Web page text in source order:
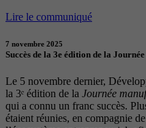
Lire le communiqué
7 novembre 2025
Succès de la 3e édition de la
Le 5 novembre dernier,
la 3ᵉ édition de la Journée
qui a connu un franc succès.
étaient réunies, en compagnie